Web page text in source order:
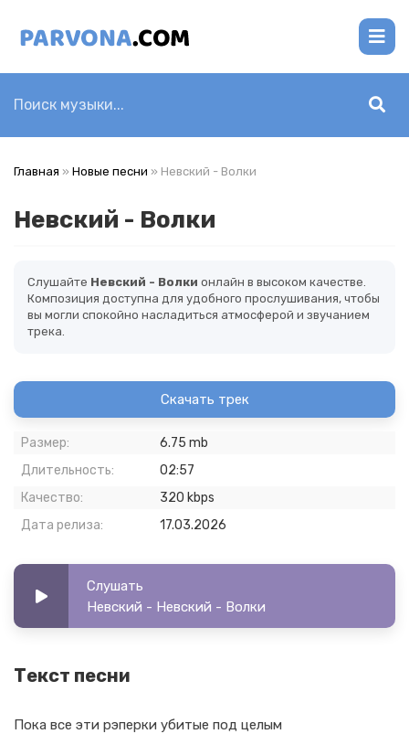
Главная » Новые песни » Невский - Волки
Невский - Волки
Слушайте Невский - Волки онлайн в высоком качестве.
Композиция доступна для удобного прослушивания, чтобы
вы могли спокойно насладиться атмосферой и звучанием
трека.
Скачать трек
Размер:
6.75 mb
Длительность:
02:57
Качество:
320 kbps
Дата релиза:
17.03.2026
Слушать
Невский - Невский - Волки
Текст песни
Пока все эти рэперки убитые под целым